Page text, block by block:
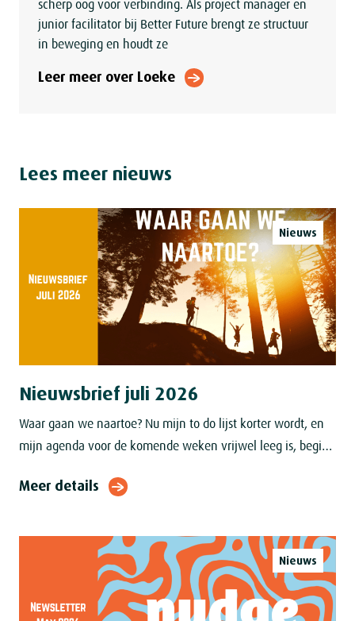
scherp oog voor verbinding. Als project manager en
junior facilitator bij Better Future brengt ze structuur
in beweging en houdt ze
Leer meer over Loeke
Lees meer nieuws
Nieuws
Nieuwsbrief juli 2026
Waar gaan we naartoe? Nu mijn to do lijst korter wordt, en
mijn agenda voor de komende weken vrijwel leeg is, begint
Meer details
Nieuws